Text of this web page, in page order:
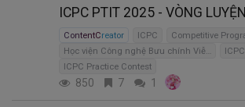
ICPC PTIT 2025 - VÒNG
ContentCreator ICPC
Competitive
Học viện Công nghệ Bưu chính Viễn thông - PTIT Hà Nội
ICPC Practice Contest
850 7 1